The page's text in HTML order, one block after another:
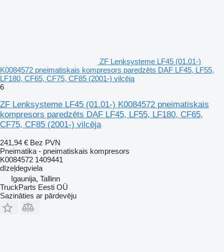
ZF Lenksysteme LF45 (01.01-)
K0084572 pneimatiskais kompresors paredzēts DAF LF45, LF55,
LF180, CF65, CF75, CF85 (2001-) vilcēja
6
ZF Lenksysteme LF45 (01.01-) K0084572 pneimatiskais
kompresors paredzēts DAF LF45, LF55, LF180, CF65,
CF75, CF85 (2001-) vilcēja
241,94 € Bez PVN
Pneimatika - pneimatiskais kompresors
K0084572 1409441
dīzeļdegviela
Igaunija, Tallinn
TruckParts Eesti OÜ
Sazināties ar pārdevēju